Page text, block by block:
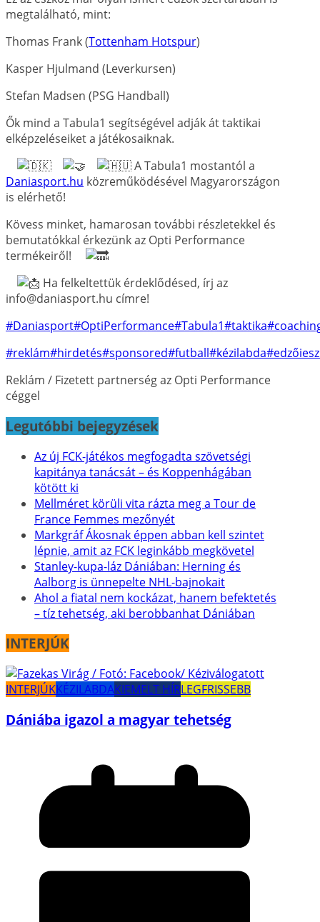
megtalálható, mint:
Thomas Frank (Tottenham Hotspur)
Kasper Hjulmand (Leverkursen)
Stefan Madsen (PSG Handball)
Ők mind a Tabula1 segítségével adják át taktikai
elképzeléseiket a játékosaiknak.
A Tabula1 mostantól a
Daniasport.hu közreműködésével Magyarországon
is elérhető!
Kövess minket, hamarosan további részletekkel és
bemutatókkal érkezünk az Opti Performance
termékeiről!
Ha felkeltettük érdeklődésed, írj az
info@daniasport.hu címre!
#Daniasport#OptiPerformance#Tabula1#taktika
#reklám#hirdetés#sponsored#futball#kézilabda
Reklám / Fizetett partnerség az Opti Performance
céggel
Legutóbbi bejegyzések
Az új FCK-játékos megfogadta szövetségi
kapitánya tanácsát – és Koppenhágában
kötött ki
Mellméret körüli vita rázta meg a Tour de
France Femmes mezőnyét
Markgráf Ákosnak éppen abban kell szintet
lépnie, amit az FCK leginkább megkövetel
Stanley-kupa-láz Dániában: Herning és
Aalborg is ünnepelte NHL-bajnokait
Ahol a fiatal nem kockázat, hanem befektetés
– tíz tehetség, aki berobbanhat Dániában
INTERJÚK
INTERJÚKKÉZILABDAKIEMELT HÍRLEGFRISSEBB
Dániába igazol a magyar tehetség